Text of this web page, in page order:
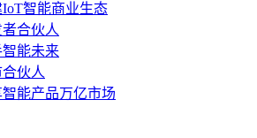
智能商业生态
合伙人
能未来
伙人
能产品万亿市场